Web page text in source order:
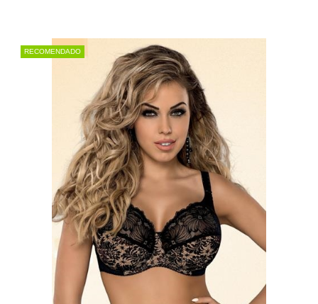
RECOMENDADO